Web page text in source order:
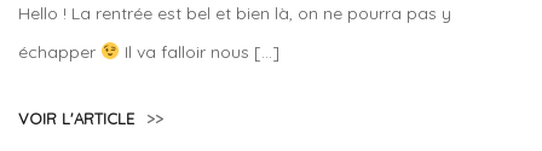
Hello ! La rentrée est bel et bien là, on ne pourra pas y
échapper
Il va falloir nous […]
VOIR L'ARTICLE >>